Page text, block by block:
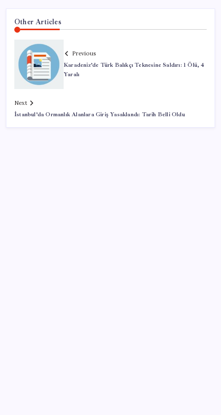
Other Articles
Previous
Karadeniz’de Türk Balıkçı Teknesine Saldırı: 1 Ölü, 4
Yaralı
Next
İstanbul’da Ormanlık Alanlara Giriş Yasaklandı: Tarih Belli Oldu